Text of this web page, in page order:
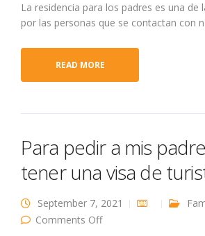
La residencia para los padres es una de
por las personas que se contactan con
READ MORE
Para pedir a mis
tener una visa de
September 7, 2021
Comments Offon Para pedir a mis